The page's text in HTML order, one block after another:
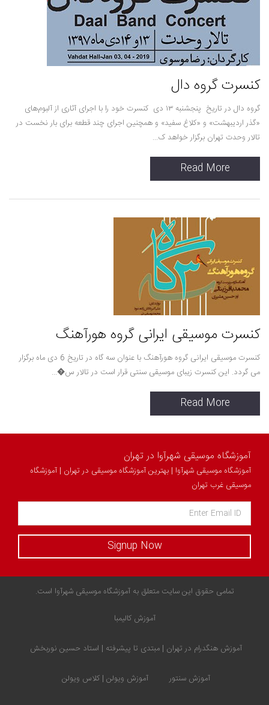
کنسرت گروه دال
گروه دال در تاریخ پنجشنبه ۱۳ دی کنسرت خود را با اجرای آثاری از آلبوم‌های
«گذر اردیبهشت» و «کلاغ سفید» و همچنین اجرای چند قطعه برای بار نخست در
تالار وحدت تهران برگزار خواهد ک...
Read More
کنسرت موسیقی ایرانی گروه هورآهنگ
کنسرت موسیقی ایرانی گروه هورآهنگ با عنوان سه گاه در تاریخ 6 دی ماه برگزار
می گردد. این کنسرت زیبای موسیقی سنتی قرار است در تالار س�...
Read More
آموزشگاه موسیقی شهرآوا در تهران
آموزشگاه موسیقی شهرآوا | بهترین آموزشگاه موسیقی در تهران | آموزشگاه
موسیقی غرب تهران
Signup Now
تمامی حقوق این سایت متعلق به آموزشگاه موسیقی شهرآوا است.
آموزش کالیمبا
آموزش هنگدرام در تهران | مبتدی تا پیشرفته | استاد حسین نوربخش
آموزش سنتور آموزش ویولن | کلاس ویولن